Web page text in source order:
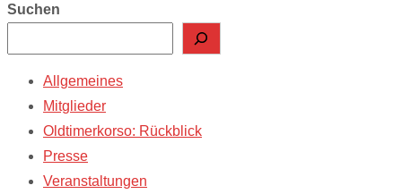
Suchen
Allgemeines
Mitglieder
Oldtimerkorso: Rückblick
Presse
Veranstaltungen